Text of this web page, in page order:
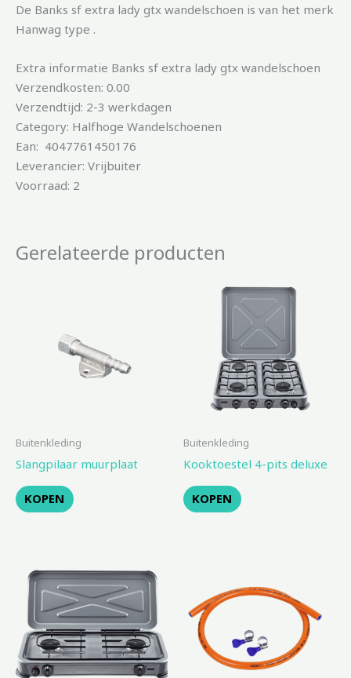
De Banks sf extra lady gtx wandelschoen is van het merk
Hanwag type .
Extra informatie Banks sf extra lady gtx wandelschoen
Verzendkosten: 0.00
Verzendtijd: 2-3 werkdagen
Category: Halfhoge Wandelschoenen
Ean: 4047761450176
Leverancier: Vrijbuiter
Voorraad: 2
Gerelateerde producten
Buitenkleding
Slangpilaar muurplaat
KOPEN
Buitenkleding
Kooktoestel 4-pits deluxe
KOPEN